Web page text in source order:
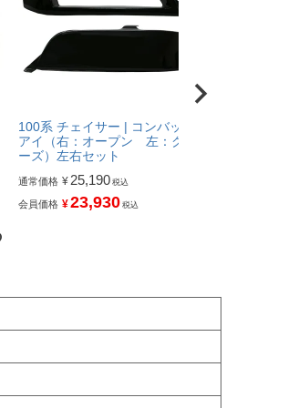
100系 チェイサー | コンバット
アイ（右：オープン 左：クロ
ーズ）左右セット
通常価格 ¥25,190 税込
会員価格 ¥23,930 税込